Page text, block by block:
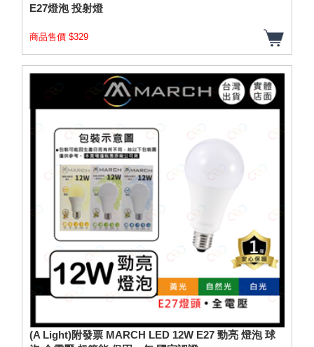
E27燈泡 投射燈
商品售價 $329
(A Light)附發票 MARCH LED 12W E27 勁亮 燈泡 球